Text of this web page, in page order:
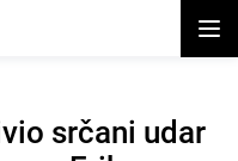
srčani udar